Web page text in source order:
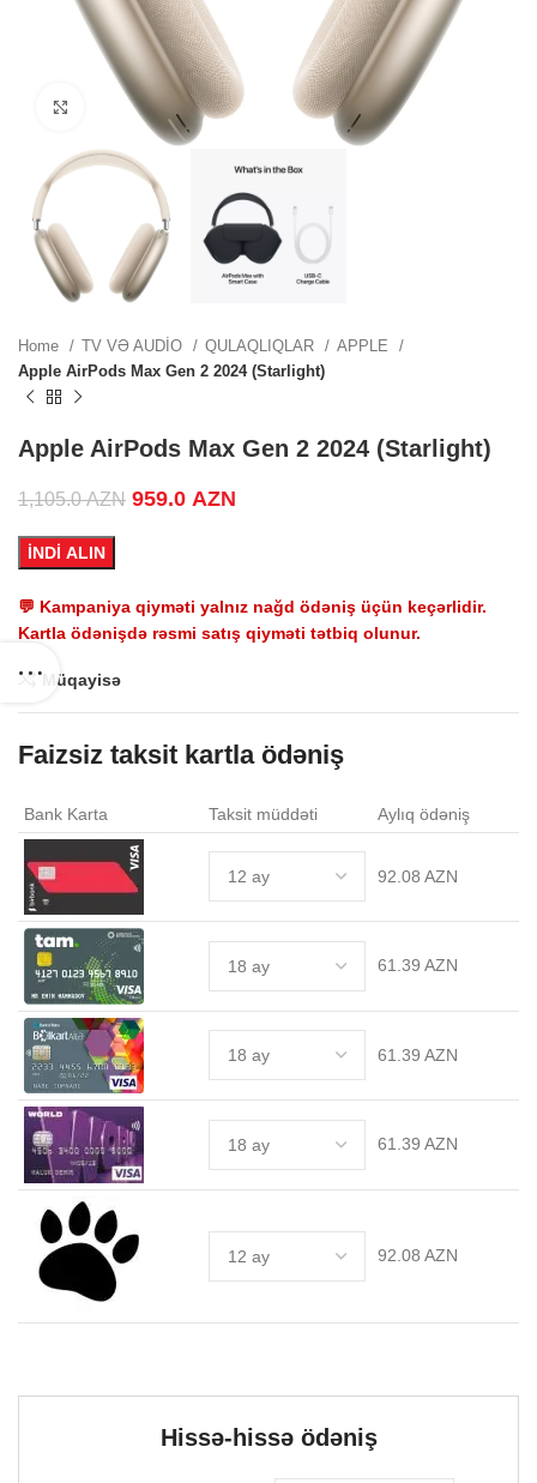
Click to enlarge
Home TV VƏ AUDİO QULAQLIQLAR
APPLE
Apple AirPods Max Gen 2 2024 (Starlight)
Apple AirPods Max Gen 2 2024 (Starlight)
1,105.0AZN Original price was: 1,105.0 AZN.
959.0 AZN
İNDİ ALIN
💬 Kampaniya qiyməti yalnız nağd ödəniş üçün keçərlidir.
Kartla ödənişdə rəsmi satış qiyməti tətbiq olunur.
Müqayisə
Faizsiz taksit kartla ödəniş
Bank Karta Taksit müddəti Aylıq ödəniş
92.08 AZN
61.39 AZN
61.39 AZN
61.39 AZN
92.08 AZN
Hissə-hissə ödəniş